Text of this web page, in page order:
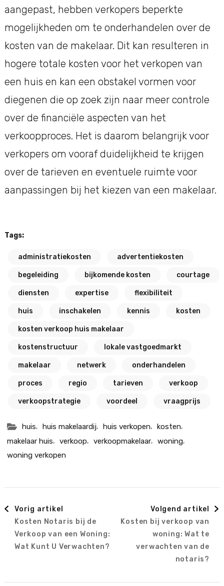
aangepast, hebben verkopers beperkte
mogelijkheden om te onderhandelen over de
kosten van de makelaar. Dit kan resulteren in
hogere totale kosten voor het verkopen van
een huis en kan een obstakel vormen voor
diegenen die op zoek zijn naar meer controle
over de financiële aspecten van het
verkoopproces. Het is daarom belangrijk voor
verkopers om vooraf duidelijkheid te krijgen
over de tarieven en eventuele ruimte voor
aanpassingen bij het kiezen van een makelaar.
Tags:
administratiekosten advertentiekosten
begeleiding bijkomende kosten courtage
diensten expertise flexibiliteit
huis inschakelen kennis kosten
kosten verkoop huis makelaar
kostenstructuur lokale vastgoedmarkt
makelaar netwerk onderhandelen
proces regio tarieven verkoop
verkoopstrategie voordeel vraagprijs
huis, huis makelaardij, huis verkopen, kosten,
makelaar huis, verkoop, verkoopmakelaar, woning,
woning verkopen
Berichtnavigatie
Vorig artikel
Kosten Notaris bij de
Verkoop van een Woning:
Wat Kunt U Verwachten?
Volgend artikel
Kosten bij verkoop van
woning: Wat te
verwachten van de
notaris?